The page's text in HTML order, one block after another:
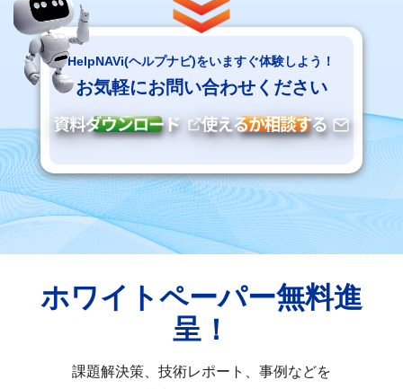
HelpNAVi(ヘルプナビ)をいますぐ体験しよう！
お気軽にお問い合わせください
ホワイトペーパー無料進
呈！
課題解決策、技術レポート、事例などを